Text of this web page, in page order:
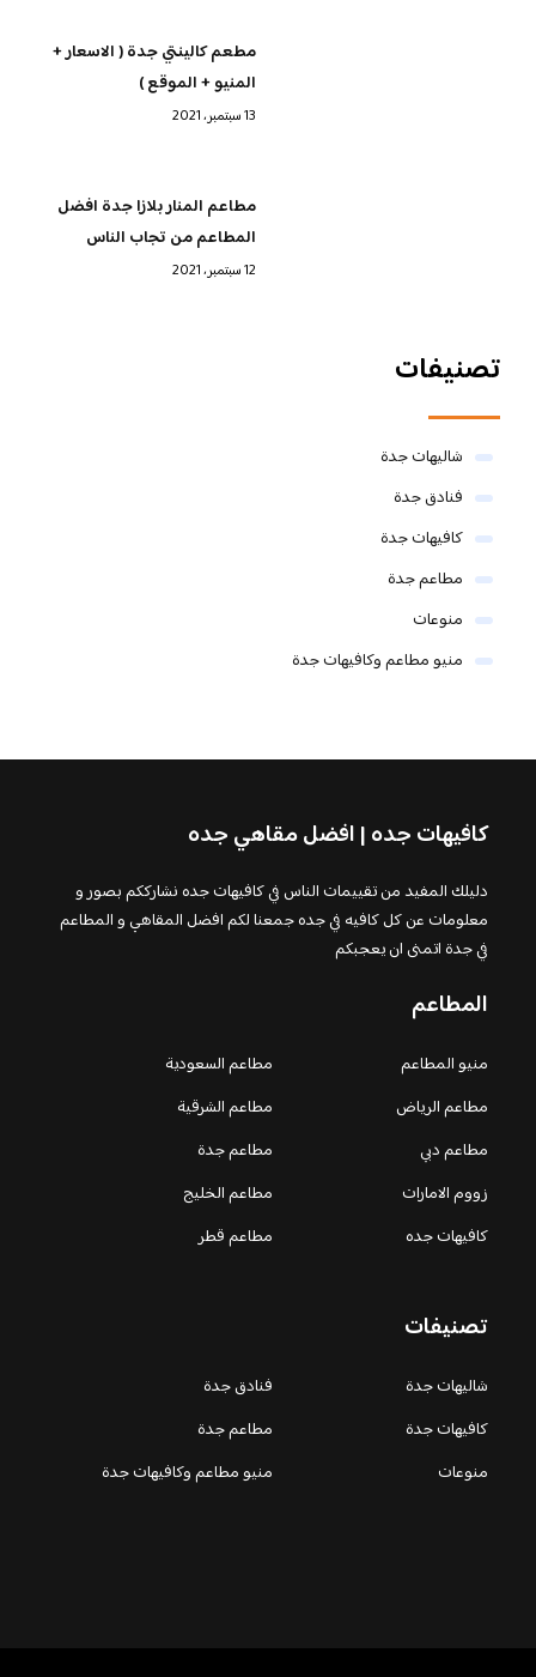
مطعم كالينتي جدة ( الاسعار +
المنيو + الموقع )
13 سبتمبر، 2021
مطاعم المنار بلازا جدة افضل
المطاعم من تجاب الناس
12 سبتمبر، 2021
تصنيفات
شاليهات جدة
فنادق جدة
كافيهات جدة
مطاعم جدة
منوعات
منيو مطاعم وكافيهات جدة
كافيهات جده | افضل مقاهي جده
دليلك المفيد من تقييمات الناس في كافيهات جده نشارككم بصور و
معلومات عن كل كافيه في جده جمعنا لكم افضل المقاهي و المطاعم
في جدة اتمنى ان يعجبكم
المطاعم
منيو المطاعم
مطاعم السعودية
مطاعم الرياض
مطاعم الشرقية
مطاعم دبي
مطاعم جدة
زووم الامارات
مطاعم الخليج
كافيهات جده
مطاعم قطر
تصنيفات
شاليهات جدة
فنادق جدة
كافيهات جدة
مطاعم جدة
منوعات
منيو مطاعم وكافيهات جدة